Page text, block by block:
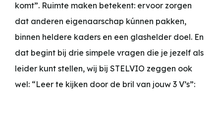
komt”. Ruimte maken betekent: ervoor zorgen
dat anderen eigenaarschap kúnnen pakken,
binnen heldere kaders en een glashelder doel. En
dat begint bij drie simpele vragen die je jezelf als
leider kunt stellen, wij bij STELVIO zeggen ook
wel: “Leer te kijken door de bril van jouw 3 V’s”: